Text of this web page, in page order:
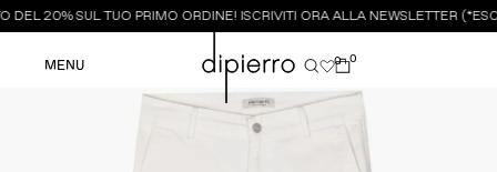
DEL 20% SUL TUO PRIMO ORDINE! ISCRIVITI ORA ALLA NEWSLETTER
MENU 0 0